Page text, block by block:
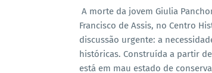
A morte da jovem Giulia
Francisco de Assis, no Centro
discussão urgente: a
históricas. Construída a partir
está em mau estado de